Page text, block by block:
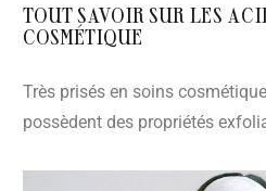
TOUT SAVOIR SUR LES
COSMÉTIQUE
Très prisés en soins
possèdent des propriétés